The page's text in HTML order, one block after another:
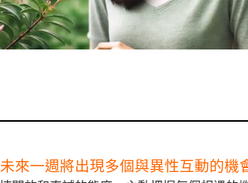
來一週將出現多個與異性互動的機